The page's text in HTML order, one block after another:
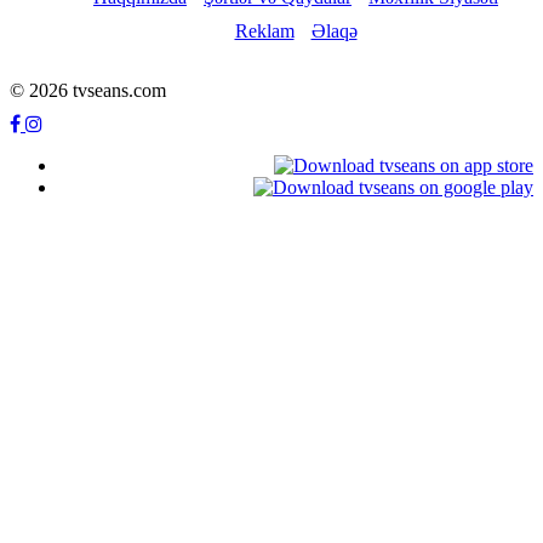
Reklam
Əlaqə
© 2026 tvseans.com